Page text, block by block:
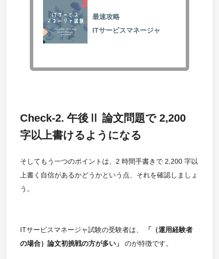
最速攻略
ITサービスマネージャ
Check-2. 午後Ⅱ 論文問題で 2,200
字以上書けるようになる
そしてもう一つのポイントは、2 時間手書きで 2,200 字以
上書く自信があるかどうかという点、それを確認しましょ
う。
ITサービスマネージャ試験の受験者は、
「（運用経験者
の場合）論文初挑戦の方が多い」
のが特徴です。